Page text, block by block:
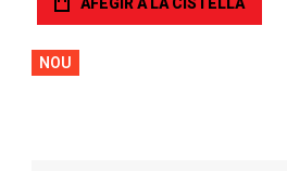
NOU